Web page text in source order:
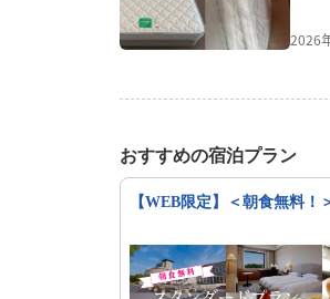
解き
2026
おすすめの宿泊プラン
【WEB限定】＜朝食無料！